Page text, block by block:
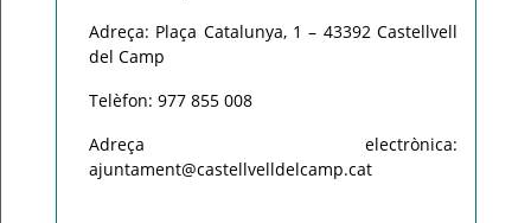
Adreça: Plaça Catalunya, 1 – 43392 Castellvell
del Camp
Telèfon: 977 855 008
Adreça electrònica:
ajuntament@castellvelldelcamp.cat